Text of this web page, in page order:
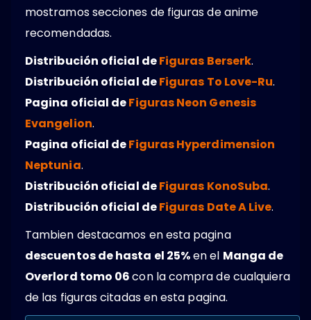
mostramos secciones de figuras de anime
recomendadas.
Distribución oficial deFiguras Berserk.
Distribución oficial deFiguras To Love-Ru.
Pagina oficial deFiguras Neon Genesis
Evangelion.
Pagina oficial deFiguras Hyperdimension
Neptunia.
Distribución oficial deFiguras KonoSuba.
Distribución oficial deFiguras Date A Live.
Tambien destacamos en esta pagina
descuentos de hasta el 25%en el Manga de
Overlord tomo 06con la compra de cualquiera
de las figuras citadas en esta pagina.